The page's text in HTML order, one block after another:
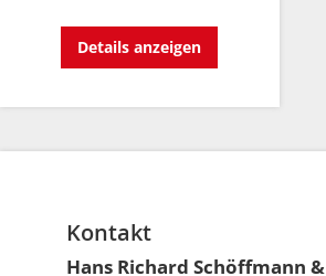
Details anzeigen
Kontakt
Hans Richard Schöffmann &